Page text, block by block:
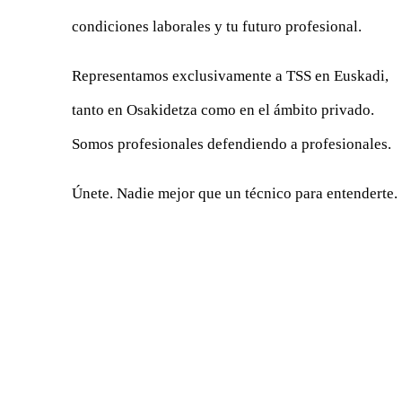
condiciones laborales y tu futuro profesional.
Representamos exclusivamente a TSS en Euskadi,
tanto en Osakidetza como en el ámbito privado.
Somos profesionales defendiendo a profesionales.
Únete. Nadie mejor que un técnico para entenderte.